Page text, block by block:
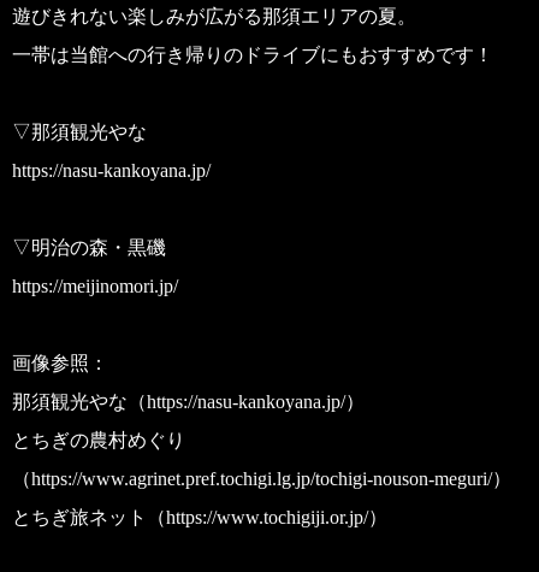
遊びきれない楽しみが広がる那須エリアの夏。
一帯は当館への行き帰りのドライブにもおすすめです！
▽那須観光やな
https://nasu-kankoyana.jp/
▽明治の森・黒磯
https://meijinomori.jp/
画像参照：
那須観光やな（https://nasu-kankoyana.jp/）
とちぎの農村めぐり
（https://www.agrinet.pref.tochigi.lg.jp/tochigi-nouson-meguri/）
とちぎ旅ネット（https://www.tochigiji.or.jp/）